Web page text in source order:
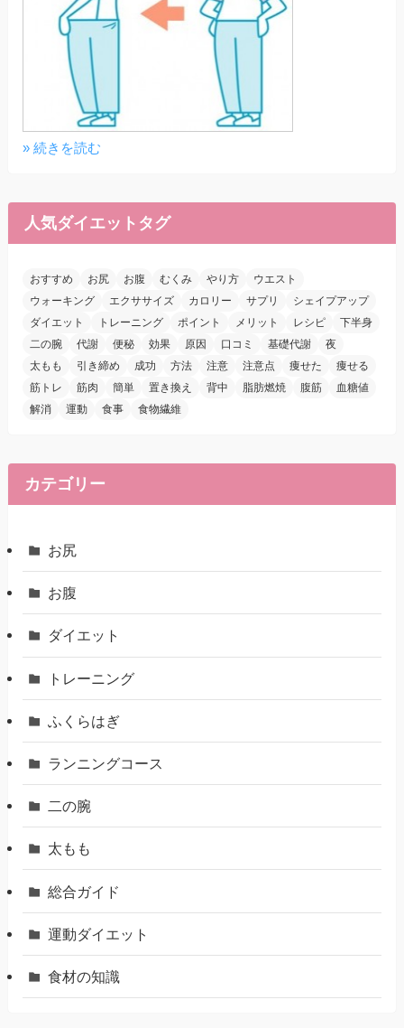
» 続きを読む
人気ダイエットタグ
おすすめ お尻 お腹 むくみ やり方
ウエスト
ウォーキング
エクササイズ カロリー サプリ
シェイプアップ
ダイエット
トレーニング ポイント メリット レシピ
下半身
二の腕
代謝 便秘 効果 原因 口コミ 基礎代謝
夜
太もも
引き締め 成功 方法 注意 注意点 痩せた
痩せる
筋トレ
筋肉 簡単 置き換え 背中 脂肪燃焼 腹筋
血糖値
解消
運動 食事 食物繊維
カテゴリー
お尻
お腹
ダイエット
トレーニング
ふくらはぎ
ランニングコース
二の腕
太もも
総合ガイド
運動ダイエット
食材の知識